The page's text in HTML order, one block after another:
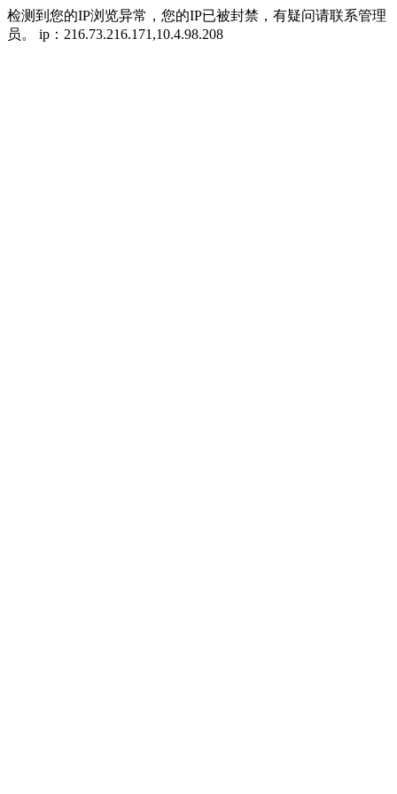
检测到您的IP浏览异常，您的IP已被封禁，有疑问请联系管理
员。 ip：216.73.216.171,10.4.98.208